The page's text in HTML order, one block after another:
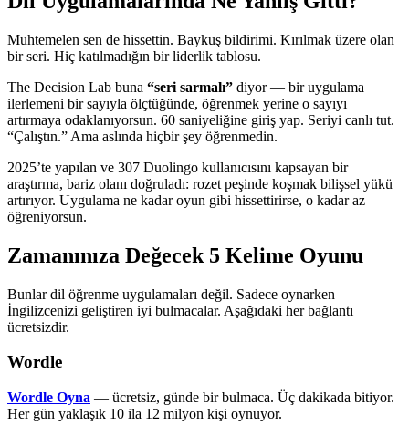
Muhtemelen sen de hissettin. Baykuş bildirimi. Kırılmak üzere olan
bir seri. Hiç katılmadığın bir liderlik tablosu.
The Decision Lab buna “seri sarmalı” diyor — bir uygulama
ilerlemeni bir sayıyla ölçtüğünde, öğrenmek yerine o sayıyı
artırmaya odaklanıyorsun. 60 saniyeliğine giriş yap. Seriyi canlı tut.
“Çalıştın.” Ama aslında hiçbir şey öğrenmedin.
2025’te yapılan ve 307 Duolingo kullanıcısını kapsayan bir
araştırma, bariz olanı doğruladı: rozet peşinde koşmak bilişsel yükü
artırıyor. Uygulama ne kadar oyun gibi hissettirirse, o kadar az
öğreniyorsun.
Zamanınıza Değecek 5 Kelime Oyunu
Bunlar dil öğrenme uygulamaları değil. Sadece oynarken
İngilizcenizi geliştiren iyi bulmacalar. Aşağıdaki her bağlantı
ücretsizdir.
Wordle
Wordle Oyna — ücretsiz, günde bir bulmaca. Üç dakikada bitiyor.
Her gün yaklaşık 10 ila 12 milyon kişi oynuyor.